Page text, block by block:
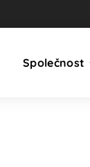
Společnost